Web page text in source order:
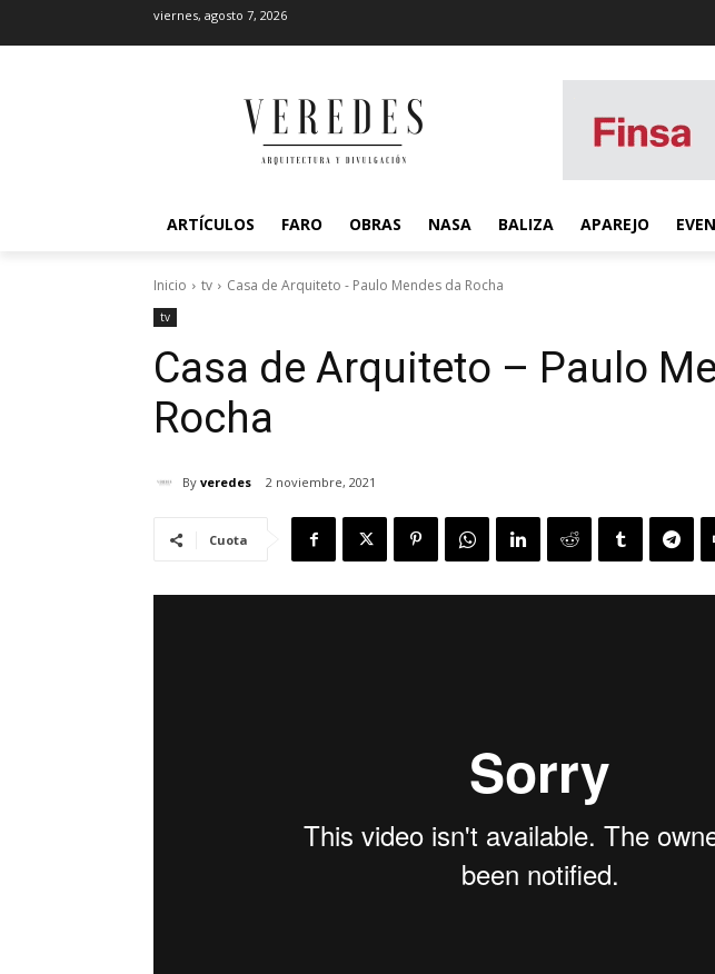
viernes, agosto 7, 2026
ARTÍCULOS FARO OBRAS NASA BALIZA APAREJO
Inicio tv Casa de Arquiteto - Paulo Mendes da Rocha
tv
Casa de Arquiteto – Paulo
Rocha
By veredes 2 noviembre, 2021
Cuota